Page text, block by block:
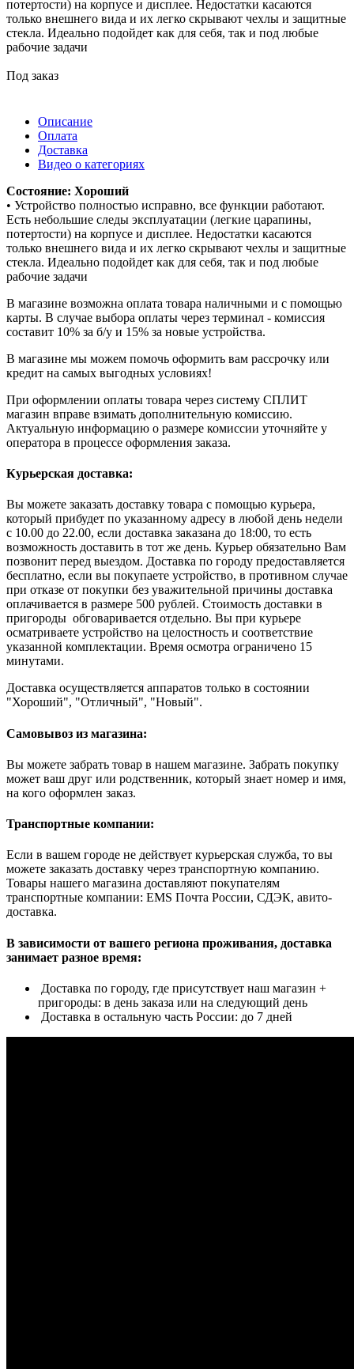
потертости) на корпусе и дисплее. Недостатки касаются
только внешнего вида и их легко скрывают чехлы и защитные
стекла. Идеально подойдет как для себя, так и под любые
рабочие задачи
Под заказ
Описание
Оплата
Доставка
Видео о категориях
Состояние: Хороший
• Устройство полностью исправно, все функции работают.
Есть небольшие следы эксплуатации (легкие царапины,
потертости) на корпусе и дисплее. Недостатки касаются
только внешнего вида и их легко скрывают чехлы и защитные
стекла. Идеально подойдет как для себя, так и под любые
рабочие задачи
В магазине возможна оплата товара наличными и с помощью
карты. В случае выбора оплаты через терминал - комиссия
составит 10% за б/у и 15% за новые устройства.
В магазине мы можем помочь оформить вам рассрочку или
кредит на самых выгодных условиях!
При оформлении оплаты товара через систему СПЛИТ
магазин вправе взимать дополнительную комиссию.
Актуальную информацию о размере комиссии уточняйте у
оператора в процессе оформления заказа.
Курьерская доставка:
Вы можете заказать доставку товара с помощью курьера,
который прибудет по указанному адресу в любой день недели
с 10.00 до 22.00, если доставка заказана до 18:00, то есть
возможность доставить в тот же день. Курьер обязательно Вам
позвонит перед выездом. Доставка по городу предоставляется
бесплатно, если вы покупаете устройство, в противном случае
при отказе от покупки без уважительной причины доставка
оплачивается в размере 500 рублей. Стоимость доставки в
пригороды обговаривается отдельно. Вы при курьере
осматриваете устройство на целостность и соответствие
указанной комплектации. Время осмотра ограничено 15
минутами.
Доставка осуществляется аппаратов только в состоянии
"Хороший", "Отличный", "Новый".
Самовывоз из магазина:
Вы можете забрать товар в нашем магазине. Забрать покупку
может ваш друг или родственник, который знает номер и имя,
на кого оформлен заказ.
Транспортные компании:
Если в вашем городе не действует курьерская служба, то вы
можете заказать доставку через транспортную компанию.
Товары нашего магазина доставляют покупателям
транспортные компании: EMS Почта России, СДЭК, авито-
доставка.
В зависимости от вашего региона проживания, доставка
занимает разное время:
Доставка по городу, где присутствует наш магазин +
пригороды: в день заказа или на следующий день
Доставка в остальную часть России: до 7 дней